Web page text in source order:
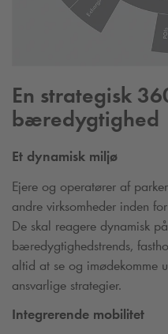
En strategisk
bæredygtighed
Et dynamisk miljø
Ejere og operatører af
andre virksomheder inden
De skal reagere dynamisk
bæredygtighedstrends,
altid at se og imødekomme
ansvarlige strategier.
Integrerende mobilitet